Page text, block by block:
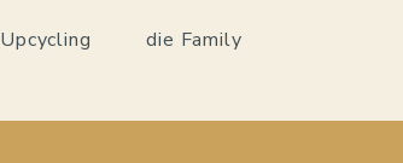
Upcycling die Family